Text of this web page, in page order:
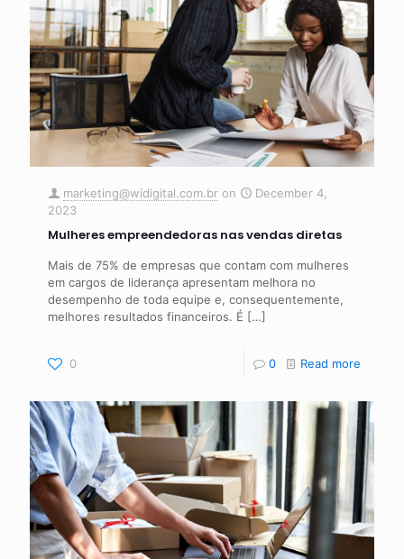
marketing@widigital.com.br on
December 4,
2023
Mulheres empreendedoras nas vendas diretas
Mais de 75% de empresas que contam com mulheres
em cargos de liderança apresentam melhora no
desempenho de toda equipe e, consequentemente,
melhores resultados financeiros. É […]
0 0 Read more